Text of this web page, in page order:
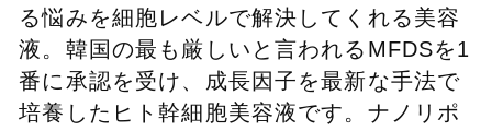
る悩みを細胞レベルで解決してくれる美容
液。韓国の最も厳しいと言われるMFDSを1
番に承認を受け、成長因子を最新な手法で
培養したヒト幹細胞美容液です。ナノリポ